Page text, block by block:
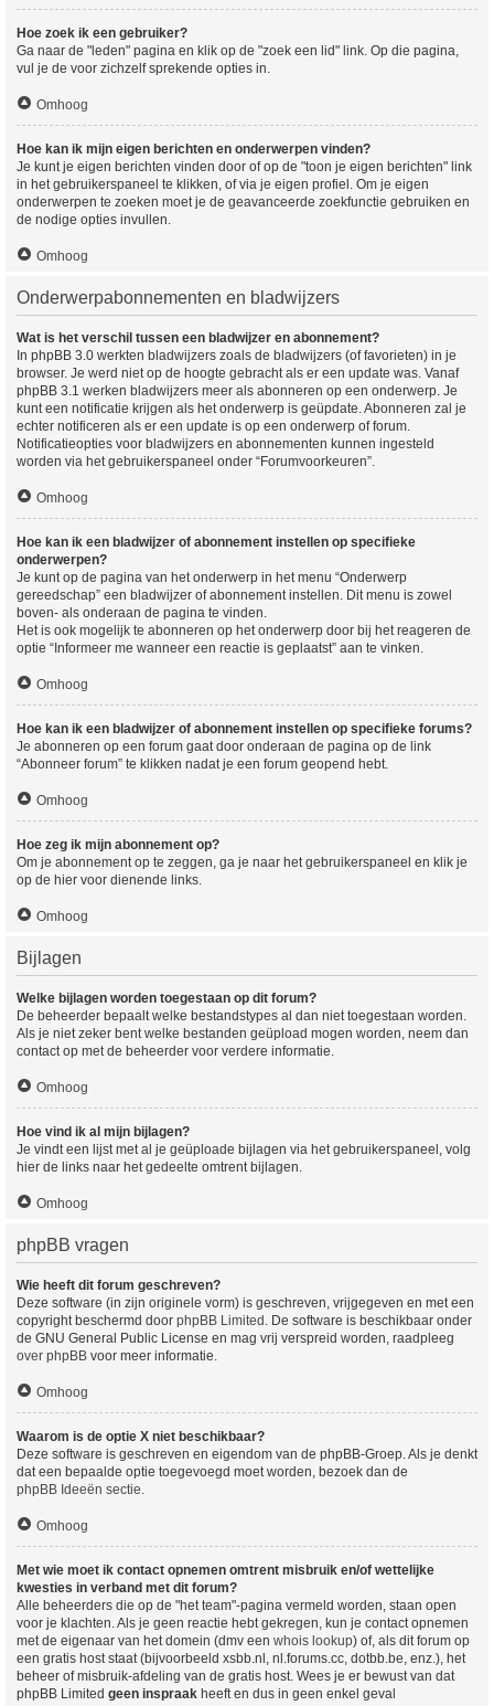
Hoe zoek ik een gebruiker?
Ga naar de "leden" pagina en klik op de "zoek een lid" link. Op die pagina,
vul je de voor zichzelf sprekende opties in.
Omhoog
Hoe kan ik mijn eigen berichten en onderwerpen vinden?
Je kunt je eigen berichten vinden door of op de "toon je eigen berichten" link
in het gebruikerspaneel te klikken, of via je eigen profiel. Om je eigen
onderwerpen te zoeken moet je de geavanceerde zoekfunctie gebruiken en
de nodige opties invullen.
Omhoog
Onderwerpabonnementen en bladwijzers
Wat is het verschil tussen een bladwijzer en abonnement?
In phpBB 3.0 werkten bladwijzers zoals de bladwijzers (of favorieten) in je
browser. Je werd niet op de hoogte gebracht als er een update was. Vanaf
phpBB 3.1 werken bladwijzers meer als abonneren op een onderwerp. Je
kunt een notificatie krijgen als het onderwerp is geüpdate. Abonneren zal je
echter notificeren als er een update is op een onderwerp of forum.
Notificatieopties voor bladwijzers en abonnementen kunnen ingesteld
worden via het gebruikerspaneel onder “Forumvoorkeuren”.
Omhoog
Hoe kan ik een bladwijzer of abonnement instellen op specifieke
onderwerpen?
Je kunt op de pagina van het onderwerp in het menu “Onderwerp
gereedschap” een bladwijzer of abonnement instellen. Dit menu is zowel
boven- als onderaan de pagina te vinden.
Het is ook mogelijk te abonneren op het onderwerp door bij het reageren de
optie “Informeer me wanneer een reactie is geplaatst” aan te vinken.
Omhoog
Hoe kan ik een bladwijzer of abonnement instellen op specifieke forums?
Je abonneren op een forum gaat door onderaan de pagina op de link
“Abonneer forum” te klikken nadat je een forum geopend hebt.
Omhoog
Hoe zeg ik mijn abonnement op?
Om je abonnement op te zeggen, ga je naar het gebruikerspaneel en klik je
op de hier voor dienende links.
Omhoog
Bijlagen
Welke bijlagen worden toegestaan op dit forum?
De beheerder bepaalt welke bestandstypes al dan niet toegestaan worden.
Als je niet zeker bent welke bestanden geüpload mogen worden, neem dan
contact op met de beheerder voor verdere informatie.
Omhoog
Hoe vind ik al mijn bijlagen?
Je vindt een lijst met al je geüploade bijlagen via het gebruikerspaneel, volg
hier de links naar het gedeelte omtrent bijlagen.
Omhoog
phpBB vragen
Wie heeft dit forum geschreven?
Deze software (in zijn originele vorm) is geschreven, vrijgegeven en met een
copyright beschermd door phpBB Limited . De software is beschikbaar onder
de GNU General Public License en mag vrij verspreid worden, raadpleeg
over phpBB voor meer informatie.
Omhoog
Waarom is de optie X niet beschikbaar?
Deze software is geschreven en eigendom van de phpBB-Groep. Als je denkt
dat een bepaalde optie toegevoegd moet worden, bezoek dan de
phpBB Ideeën sectie.
Omhoog
Met wie moet ik contact opnemen omtrent misbruik en/of wettelijke
kwesties in verband met dit forum?
Alle beheerders die op de "het team"-pagina vermeld worden, staan open
voor je klachten. Als je geen reactie hebt gekregen, kun je contact opnemen
met de eigenaar van het domein (dmv een whois lookup) of, als dit forum op
een gratis host staat (bijvoorbeeld xsbb.nl, nl.forums.cc, dotbb.be, enz.), het
beheer of misbruik-afdeling van de gratis host. Wees je er bewust van dat
phpBB Limited geen inspraak heeft en dus in geen enkel geval